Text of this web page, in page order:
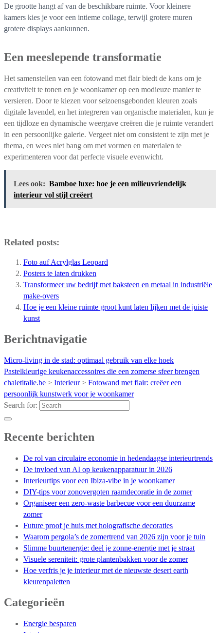
De grootte hangt af van de beschikbare ruimte. Voor kleinere
kamers kies je voor een intieme collage, terwijl grotere muren
grotere displays aankunnen.
Een meeslepende transformatie
Het samenstellen van een fotowand met flair biedt de kans om je
creativiteit te tonen en je woonkamer op een modieuze manier te
versieren. Door te kiezen voor seizoensgebonden kleuren zoals
digitale lavendel, en het integreren van organische materialen, kun je
een tijdloze en dynamische weergave creëren die je ruimte verandert
in een persoonlijke galerie. Vergeet niet om consistent te zijn met je
thema, en wees niet bang om met vormen en materialen te
experimenteren voor dat perfecte visuele evenwicht.
Lees ook: Bamboe luxe: hoe je een milieuvriendelijk
interieur vol stijl creëert
Related posts:
Foto auf Acrylglas Leopard
Posters te laten drukken
Transformeer uw bedrijf met baksteen en metaal in industriële
make-overs
Hoe je een kleine ruimte groot kunt laten lijken met de juiste
kunst
Berichtnavigatie
Micro-living in de stad: optimaal gebruik van elke hoek
Pastelkleurige keukenaccessoires die een zomerse sfeer brengen
chaletitalie.be > Interieur> Fotowand met flair: creëer een
persoonlijk kunstwerk voor je woonkamer
Search for:
Recente berichten
De rol van circulaire economie in hedendaagse interieurtrends
De invloed van AI op keukenapparatuur in 2026
Interieurtips voor een Ibiza-vibe in je woonkamer
DIY-tips voor zonovergoten raamdecoratie in de zomer
Organiseer een zero-waste barbecue voor een duurzame
zomer
Future proof je huis met holografische decoraties
Waarom pergola’s de zomertrend van 2026 zijn voor je tuin
Slimme buurtenergie: deel je zonne-energie met je straat
Visuele sereniteit: grote plantenbakken voor de zomer
Hoe verfris je je interieur met de nieuwste desert earth
kleurenpaletten
Categorieën
Energie besparen